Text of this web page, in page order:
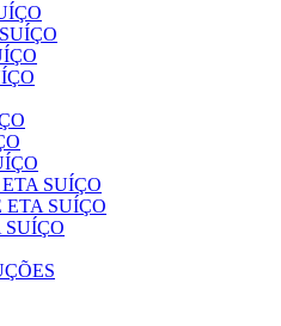
SUÍÇO
SUÍÇO
SUÍÇO